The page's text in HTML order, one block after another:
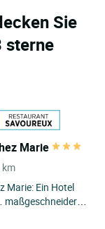
Sie
sterne
Marie
km
Marie: Ein Hotel